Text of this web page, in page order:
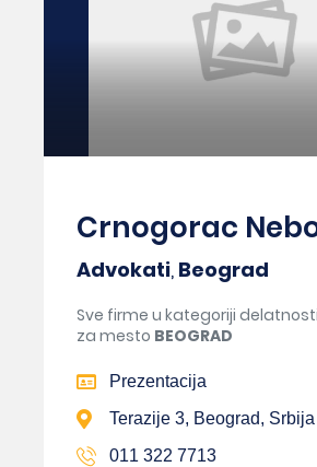
Crnogorac
Advokati, Beograd
Sve firme u kategoriji delatnosti
za mesto BEOGRAD
Prezentacija
Terazije 3, Beograd, Srbija
011 322 7713